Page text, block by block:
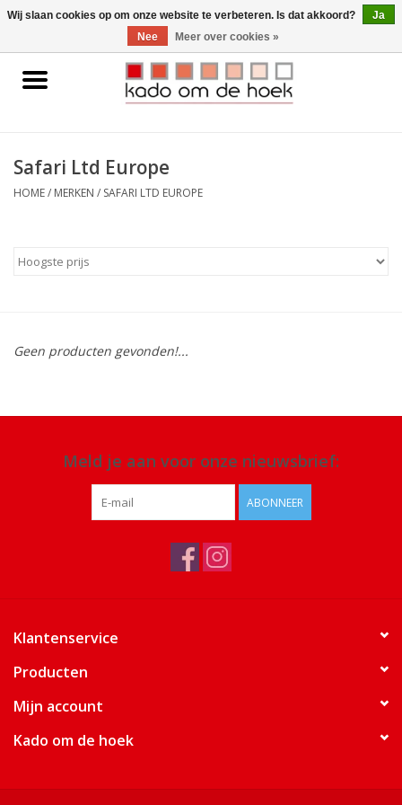
0 Artikelen - €0,00
Home
Gadgets
Safari Ltd Europe
HOME/ MERKEN / SAFARI LTD EUROPE
Geen producten gevonden!...
Meld je aan voor onze nieuwsbrief:
ABONNEER
Klantenservice
Producten
Mijn account
Kado om de hoek
Wij slaan cookies op om onze website te verbeteren. Is dat akkoord?
Ja
Nee
Meer over cookies »